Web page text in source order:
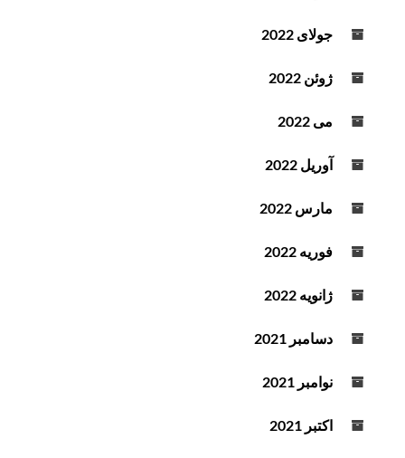
جولای 2022
ژوئن 2022
می 2022
آوریل 2022
مارس 2022
فوریه 2022
ژانویه 2022
دسامبر 2021
نوامبر 2021
اکتبر 2021